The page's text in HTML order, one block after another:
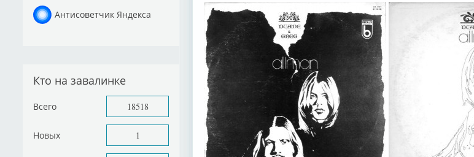
Антисоветчик Яндекса
Кто на завалинке
Всего 18518
Новых 1